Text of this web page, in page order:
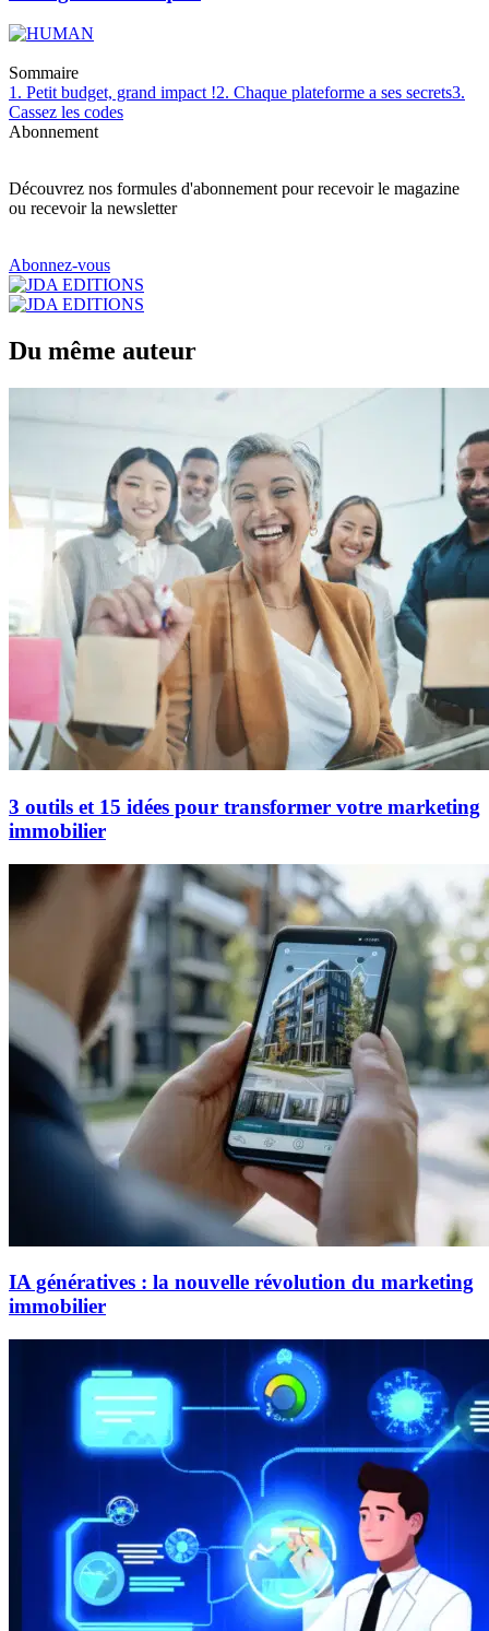
Sommaire
1. Petit budget, grand impact !2. Chaque plateforme a ses secrets3.
Cassez les codes
Abonnement
Découvrez nos formules d'abonnement pour recevoir le magazine
ou recevoir la newsletter
Abonnez-vous
Du même auteur
3 outils et 15 idées pour transformer votre marketing
immobilier
IA génératives : la nouvelle révolution du marketing
immobilier